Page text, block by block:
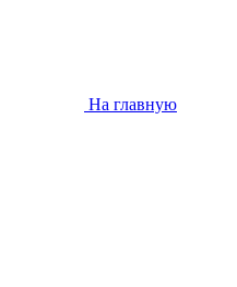
На главную